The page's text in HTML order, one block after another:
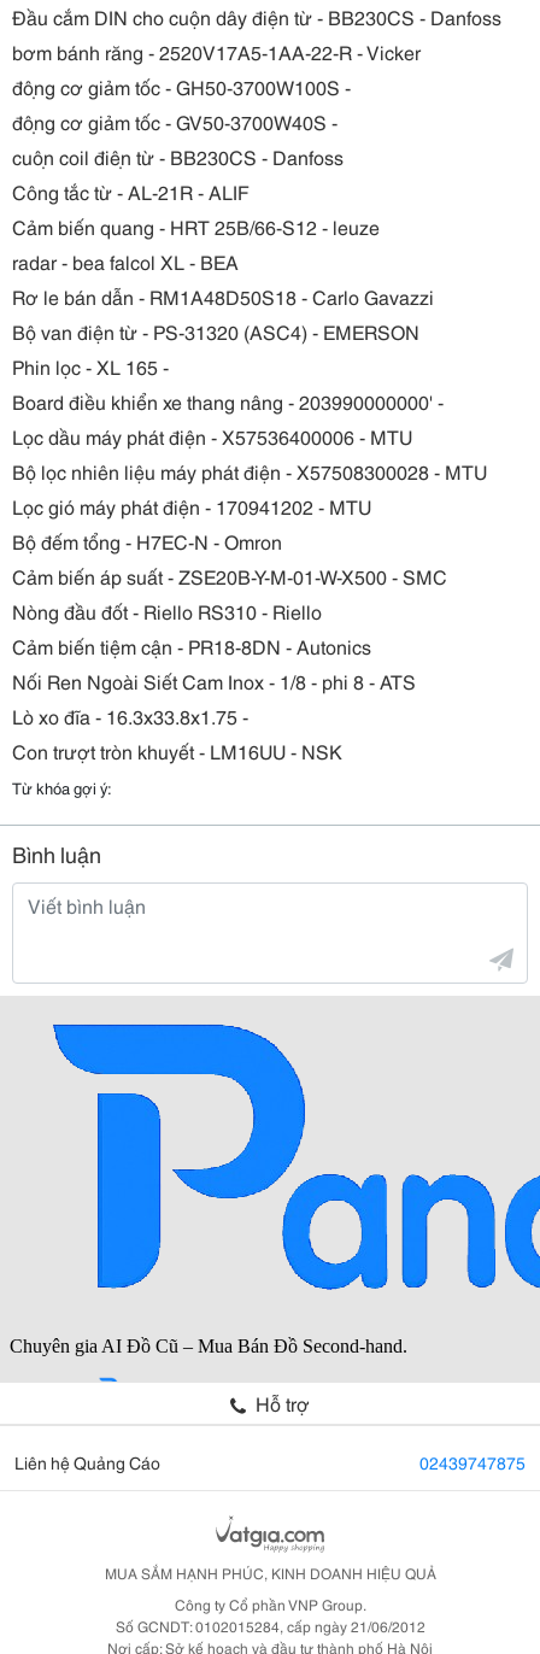
Đầu cắm DIN cho cuộn dây điện từ - BB230CS - Danfoss
bơm bánh răng - 2520V17A5-1AA-22-R - Vicker
động cơ giảm tốc - GH50-3700W100S -
động cơ giảm tốc - GV50-3700W40S -
cuộn coil điện từ - BB230CS - Danfoss
Công tắc từ - AL-21R - ALIF
Cảm biến quang - HRT 25B/66-S12 - leuze
radar - bea falcol XL - BEA
Rơ le bán dẫn - RM1A48D50S18 - Carlo Gavazzi
Bộ van điện từ - PS-31320 (ASC4) - EMERSON
Phin lọc - XL 165 -
Board điều khiển xe thang nâng - 203990000000' -
Lọc dầu máy phát điện - X57536400006 - MTU
Bộ lọc nhiên liệu máy phát điện - X57508300028 - MTU
Lọc gió máy phát điện - 170941202 - MTU
Bộ đếm tổng - H7EC-N - Omron
Cảm biến áp suất - ZSE20B-Y-M-01-W-X500 - SMC
Nòng đầu đốt - Riello RS310 - Riello
Cảm biến tiệm cận - PR18-8DN - Autonics
Nối Ren Ngoài Siết Cam Inox - 1/8 - phi 8 - ATS
Lò xo đĩa - 16.3x33.8x1.75 -
Con trượt tròn khuyết - LM16UU - NSK
Từ khóa gợi ý:
Bình luận
Hỗ trợ
Liên hệ Quảng Cáo 02439747875
MUA SẮM HẠNH PHÚC, KINH DOANH HIỆU QUẢ
Công ty Cổ phần VNP Group.
Số GCNDT: 0102015284, cấp ngày 21/06/2012
Nơi cấp: Sở kế hoạch và đầu tư thành phố Hà Nội